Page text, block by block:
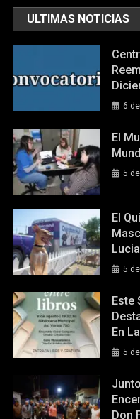
ULTIMAS NOTICIAS
6
El
5
El
5
Este
En
5
Don